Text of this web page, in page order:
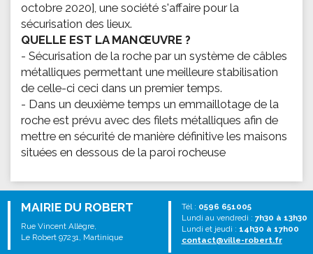
octobre 2020], une société s'affaire pour la
sécurisation des lieux.
QUELLE EST LA MANŒUVRE ?
- Sécurisation de la roche par un système de câbles
métalliques permettant une meilleure stabilisation
de celle-ci ceci dans un premier temps.
- Dans un deuxième temps un emmaillotage de la
roche est prévu avec des filets métalliques afin de
mettre en sécurité de manière définitive les maisons
situées en dessous de la paroi rocheuse
MAIRIE DU ROBERT
Rue Vincent Allègre,
Le Robert 97231, Martinique
Tél : 0596 651005
Lundi au vendredi : 7h30 à 13h30
Lundi et jeudi : 14h30 à 17h00
contact@ville-robert.fr